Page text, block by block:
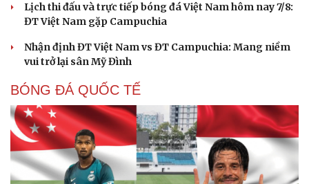
Cải chính
Lịch thi đấu và trực tiếp bóng đá Việt Nam hôm nay 7/8:
ĐT Việt Nam gặp Campuchia
Nhận định ĐT Việt Nam vs ĐT Campuchia: Mang niềm
vui trở lại sân Mỹ Đình
BÓNG ĐÁ QUỐC TẾ